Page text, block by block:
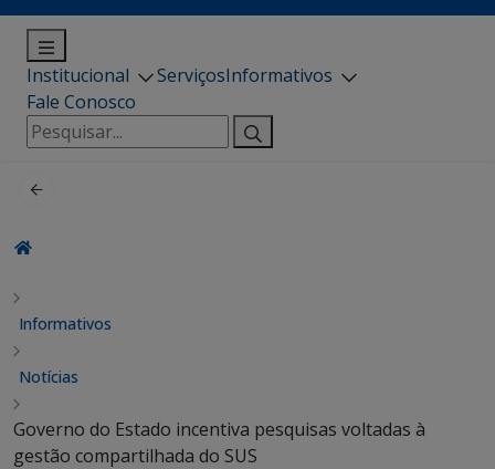
Institucional ServiçosInformativos
Fale Conosco
Pesquisar
por:
Informativos
Notícias
Governo do Estado incentiva pesquisas voltadas à
gestão compartilhada do SUS